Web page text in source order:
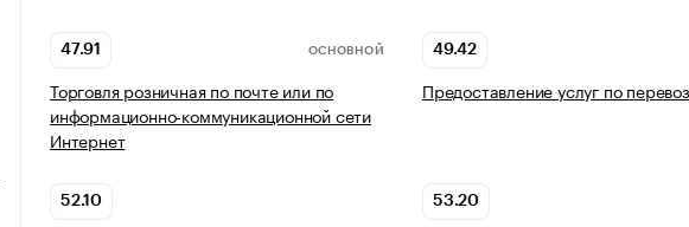
47.91 ОСНОВНОЙ
Торговля розничная по почте или по
информационно-коммуникационной сети
Интернет
49.42
Предоставление услуг по
52.10 53.20